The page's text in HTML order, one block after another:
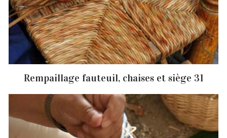
Rempaillage fauteuil, chaises et siège 31